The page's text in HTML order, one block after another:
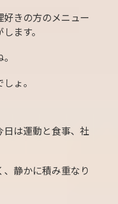
きの方のメニュー
ます。
ょ。
日は運動と食事、社
静かに積み重なり